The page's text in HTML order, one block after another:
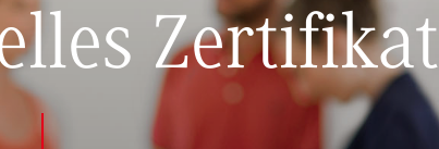
Zertifikat